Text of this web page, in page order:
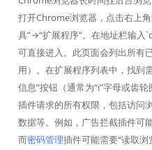
打开Chrome浏览器，点击右上
具”→“扩展程序”。在地址栏输
可直接进入。此页面会列出所有
用）。在扩展程序列表中，找到
信息”按钮（通常为“i”字母或齿
插件请求的所有权限，包括访问
数据等。例如，广告拦截插件可
而密码管理插件可能需要“读取